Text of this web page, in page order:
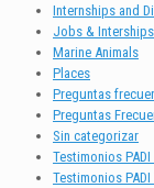
Internships and
Jobs & Interships
Marine Animals
Places
Preguntas
Preguntas
Sin categorizar
Testimonios PADI
Testimonios PADI